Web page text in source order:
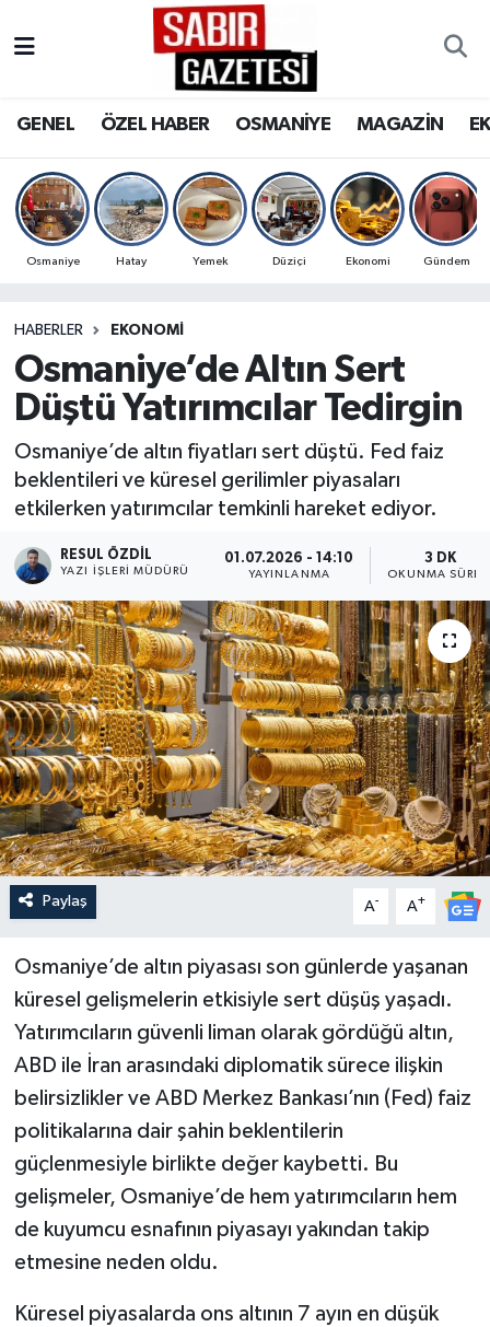
GENEL ÖZEL HABER OSMANİYE MAGAZİN
Osmaniye Hatay Yemek Düziçi Ekonomi Gündem
HABERLER EKONOMI
Osmaniye’de Altın Sert
Düştü Yatırımcılar Tedirgin
Osmaniye’de altın fiyatları sert düştü. Fed faiz
beklentileri ve küresel gerilimler piyasaları
etkilerken yatırımcılar temkinli hareket ediyor.
RESUL ÖZDIL
YAZI İŞLERI MÜDÜRÜ
01.07.2026 - 14:10
YAYINLANMA
3 DK
OKUNMA
Paylaş A- A+
Osmaniye’de altın piyasası son günlerde yaşanan
küresel gelişmelerin etkisiyle sert düşüş yaşadı.
Yatırımcıların güvenli liman olarak gördüğü altın,
ABD ile İran arasındaki diplomatik sürece ilişkin
belirsizlikler ve ABD Merkez Bankası’nın (Fed) faiz
politikalarına dair şahin beklentilerin
güçlenmesiyle birlikte değer kaybetti. Bu
gelişmeler, Osmaniye’de hem yatırımcıların hem
de kuyumcu esnafının piyasayı yakından takip
etmesine neden oldu.
Küresel piyasalarda ons altının 7 ayın en düşük
OSMANİYE
MAGAZİN
SPOR
RESMİ İLANLAR
Osmaniye Nöbetçi Eczaneler
Osmaniye Trafik Yoğunluk Haritası
Süper Lig Puan Durumu ve Fikstür
Son Dakika Haberleri
Haber Arşivi